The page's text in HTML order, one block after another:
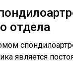
отдела
является